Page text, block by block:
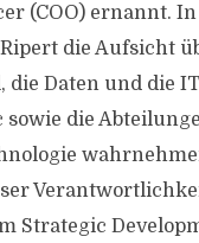
(COO) ernannt.
die Aufsicht
die Daten und die
sowie die
Strategic